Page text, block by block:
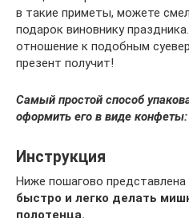
в такие приметы, можете
подарок виновнику
отношение к подобным
презент получит!
Самый простой способ
оформить его в виде конфеты:
Инструкция
Ниже пошагово представлена
быстро и легко делать
полотенца.